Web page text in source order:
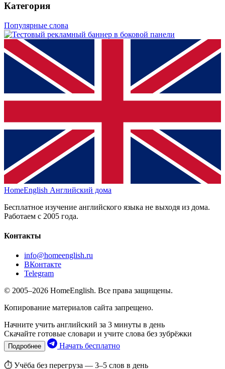
Категория
Популярные слова
HomeEnglish Английский дома
Бесплатное изучение английского языка не выходя из дома.
Работаем с 2005 года.
Контакты
info@homeenglish.ru
ВКонтакте
Telegram
© 2005–2026 HomeEnglish. Все права защищены.
Копирование материалов сайта запрещено.
Начните учить английский за 3 минуты в день
Скачайте готовые словари и учите слова без зубрёжки
Подробнее Начать бесплатно
⏱ Учёба без перегруза — 3–5 слов в день